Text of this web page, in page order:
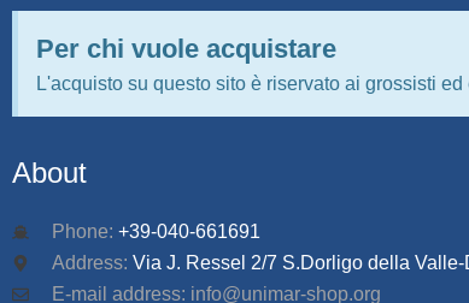
Per chi vuole acquistare
L'acquisto su questo sito è riservato ai grossisti
About
Phone: +39-040-661691
Address: Via J. Ressel 2/7 S.Dorligo della
E-mail address: info@unimar-shop.org